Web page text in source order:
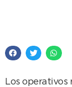
Los operativos